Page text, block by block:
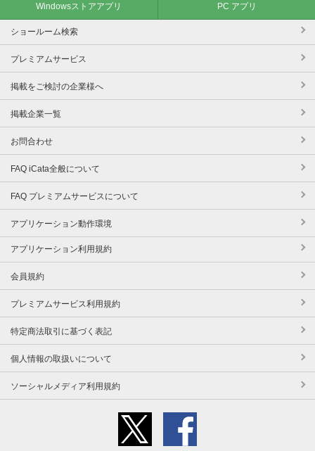
Windowsストアアプリ PC アプリ
ショールーム検索
プレミアムサービス
掲載をご検討の企業様へ
掲載企業一覧
お問合わせ
FAQ iCata全般について
FAQ プレミアムサービスについて
アプリケーション動作環境
アプリケーション利用規約
会員規約
プレミアムサービス利用規約
特定商法取引に基づく表記
個人情報の取扱いについて
ソーシャルメディア利用規約